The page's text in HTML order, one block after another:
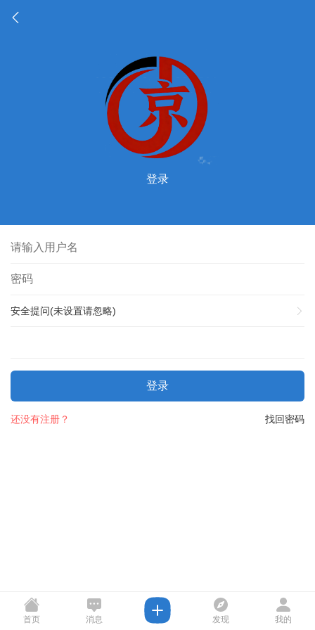
登录
安全提问(未设置请忽略)
登录
找回密码
还没有注册？
首页 消息 发现 我的